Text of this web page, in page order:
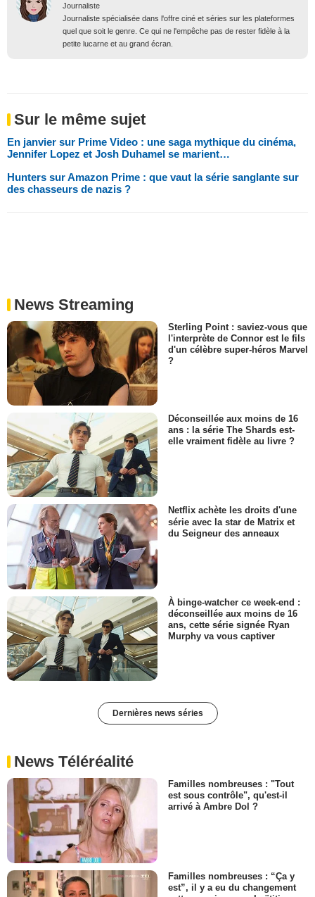
Journaliste
Journaliste spécialisée dans l'offre ciné et séries sur les plateformes
quel que soit le genre. Ce qui ne l'empêche pas de rester fidèle à la
petite lucarne et au grand écran.
Sur le même sujet
En janvier sur Prime Video : une saga mythique du cinéma,
Jennifer Lopez et Josh Duhamel se marient…
Hunters sur Amazon Prime : que vaut la série sanglante sur
des chasseurs de nazis ?
News Streaming
Sterling Point : saviez-vous que
l'interprète de Connor est le fils
d'un célèbre super-héros Marvel
?
Déconseillée aux moins de 16
ans : la série The Shards est-
elle vraiment fidèle au livre ?
Netflix achète les droits d'une
série avec la star de Matrix et
du Seigneur des anneaux
À binge-watcher ce week-end :
déconseillée aux moins de 16
ans, cette série signée Ryan
Murphy va vous captiver
Dernières news séries
News Téléréalité
Familles nombreuses : "Tout
est sous contrôle", qu'est-il
arrivé à Ambre Dol ?
Familles nombreuses : “Ça y
est”, il y a eu du changement